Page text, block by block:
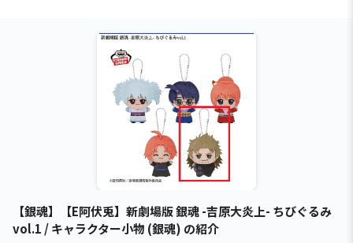
【銀魂】【E阿伏兎】新劇場版 銀魂 -吉原大炎上- ちびぐるみ
vol.1 / キャラクター小物 (銀魂) の紹介